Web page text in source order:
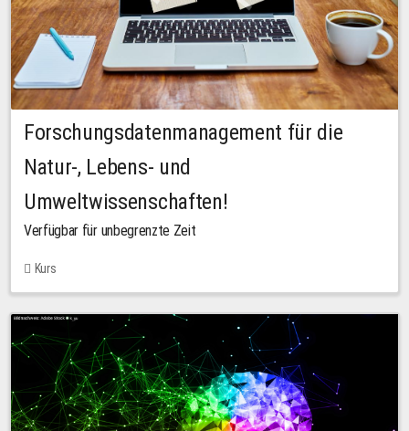
Forschungsdatenmanagement für die
Natur-, Lebens- und
Umweltwissenschaften!
Verfügbar für unbegrenzte Zeit
Kurs